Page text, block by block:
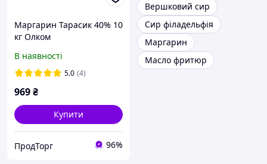
Маргарин Тарасик 40% 10
кг Олком
В наявності
5.0 (4)
969₴
Купити
ПродТорг 96%
Вершковий сир
Сир філадельфія
Маргарин
Масло фритюр